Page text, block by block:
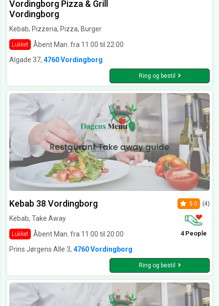
Vordingborg Pizza & Grill
Vordingborg
Kebab, Pizzeria, Pizza, Burger
Lukket
Åbent Man. fra 11:00 til 22:00
Algade 37, 4760 Vordingborg
Ring og bestil
Kebab 38 Vordingborg
Kebab, Take Away
Lukket Åbent Man. fra 11:00 til 20:00
5.0 (4)
4 People
Prins Jørgens Alle 3, 4760 Vordingborg
Ring og bestil